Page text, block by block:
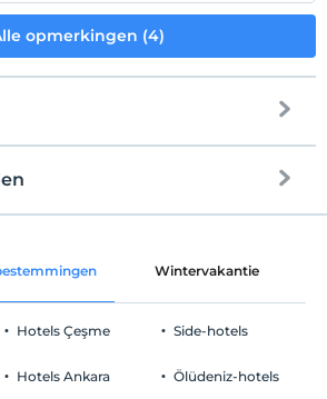
opmerkingen (4)
ruimtes en alle
Wintervakantie
Hotels Çeşme
Hotels Ankara
Side-hotels
Ölüdeniz-hotels